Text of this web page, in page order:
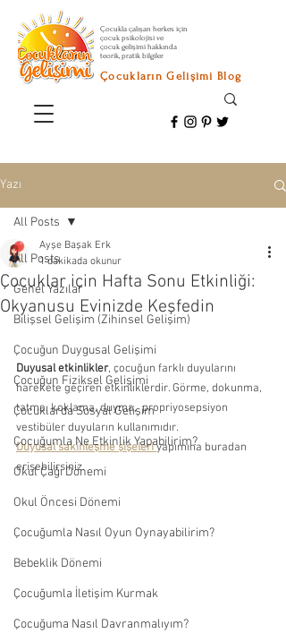
Çocukla çalışan herkes için
çocuk psikolojisi ve
çocuk gelişimi hakkında
teorik, pratik bilgiler
Çocukların Gelişimi Blog
Yazı
All Posts
Genel Yazılar
Bilişsel Gelişim (Zihinsel Gelişim)
Çocuğun Duygusal Gelişimi
Çocuğun Fiziksel Gelişimi
Çocuklarda Sosyal Gelişim
Çocuğumla Ne Etkinlik Yapabilirim?
Okul Çağı Dönemi
Okul Öncesi Dönemi
Çocuğumla Nasıl Oyun Oynayabilirim?
Bebeklik Dönemi
Çocuğumla İletişim Kurmak
Çocuğuma Nasıl Davranmalıyım?
All Posts
Çocuklar için Hafta Sonu Etkinliği:
Okyanusu Evinizde Keşfedin
Ayşe Başak Erk
1 dakikada okunur
Duyusal etkinlikler, çocuğun farklı duyularını
harekete geçiren etkinliklerdir. Görme, dokunma,
tatma, koklama, duyma,  propriyosepsiyon
vestibüler duyuların kullanımıdır.
Duyusal sakinleşme şişeleri yapımına buradan
erişebilirsiniz.